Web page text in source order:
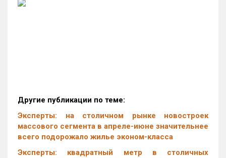
Другие публикации по теме:
Эксперты: на столичном рынке новостроек
массового сегмента в апреле-июне значительнее
всего подорожало жилье эконом-класса
Эксперты: квадратный метр в столичных